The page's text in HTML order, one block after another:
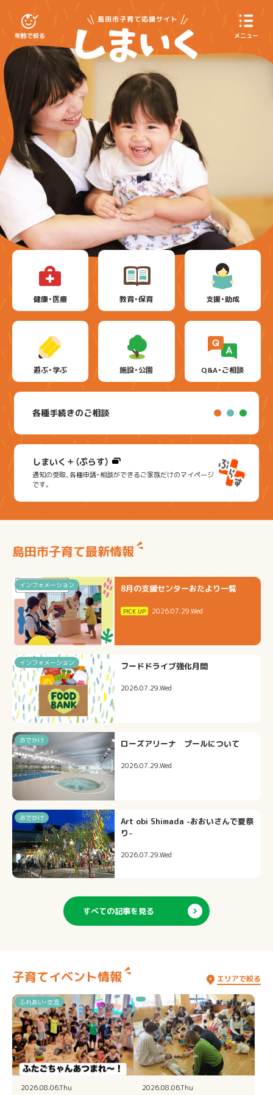
年齢で絞る
島田市子育てサ
メニュー
健康・医療 教育・保育 支援・助成
遊ぶ・学ぶ 施設・公園 Q&A・ご相談
各種手続きのご相談
しまいく＋（ぷらす）
通知の受取、各種申請・相談ができるご家族だけのマイページ
です。
島田市子育て最新情報
インフォメーション 8月の支援センターおたより一覧
2026.07.29.Wed
インフォメーション フードドライブ強化月間
2026.07.29.Wed
おでかけ ローズアリーナ プールについて
2026.07.29.Wed
おでかけ
Art obi Shimada -おおいさんで夏祭
り-
2026.07.29.Wed
すべての記事を見る
子育てイベント情報 エリアで絞る
ふれあい・交流
2026.08.06.Thu 2026.08.06.Thu